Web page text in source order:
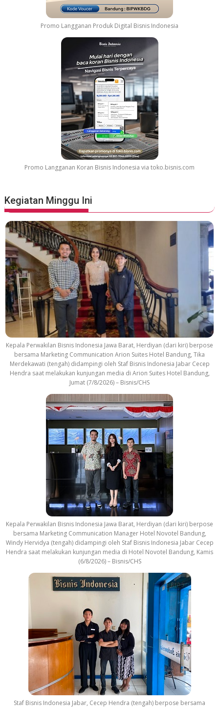
Promo Langganan Produk Digital Bisnis Indonesia
Promo Langganan Koran Bisnis Indonesia via toko.bisnis.com
Kegiatan Minggu Ini
Kepala Perwakilan Bisnis Indonesia Jawa Barat, Herdiyan (dari kiri) berpose
bersama Marketing Communication Arion Suites Hotel Bandung, Tika
Merdekawati (tengah) didampingi oleh Staf Bisnis Indonesia Jabar Cecep
Hendra saat melakukan kunjungan media di Arion Suites Hotel Bandung,
Jumat (7/8/2026) – Bisnis/CHS
Kepala Perwakilan Bisnis Indonesia Jawa Barat, Herdiyan (dari kiri) berpose
bersama Marketing Communication Manager Hotel Novotel Bandung,
Windy Hervidya (tengah) didampingi oleh Staf Bisnis Indonesia Jabar Cecep
Hendra saat melakukan kunjungan media di Hotel Novotel Bandung, Kamis
(6/8/2026) – Bisnis/CHS
Staf Bisnis Indonesia Jabar, Cecep Hendra (tengah) berpose bersama